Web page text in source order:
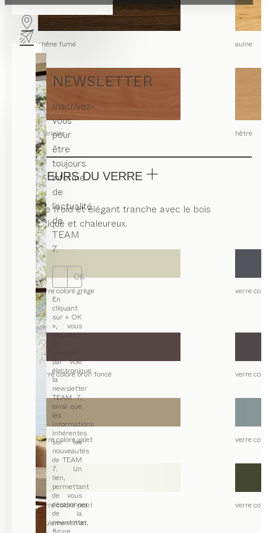
NEWSLETTER
Inscrivez-
vous
pour
être
toujours
informé
de
l’actualité
de
TEAM
7.
OK
En
cliquant
sur « OK
», vous
acceptez
par voie
électronique
la
newsletter
TEAM 7,
ainsi que
les
informations
inhérentes
sur les
nouveautés
de TEAM
7. Un
lien,
permettant
de vous
désabonner
de la
newsletter,
chêne fumé aulne
merisier hêtre
COULEURS DU VERRE
Le verre froid et élégant tranche avec le bois
authentique et chaleureux.
verre coloré grège verre
verre coloré brun foncé verre
verre coloré galet verre
verre coloré pearl
seulement mat
verre